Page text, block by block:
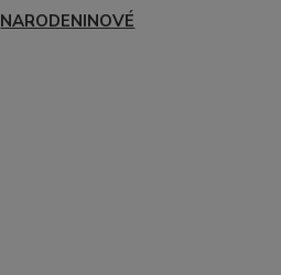
NARODENINOVÉ